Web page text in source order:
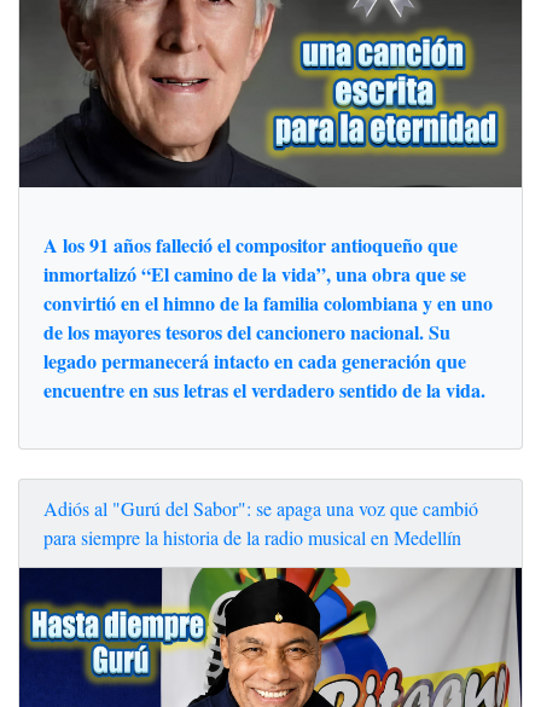
A los 91 años falleció el compositor antioqueño que
inmortalizó “El camino de la vida”, una obra que se
convirtió en el himno de la familia colombiana y en uno
de los mayores tesoros del cancionero nacional. Su
legado permanecerá intacto en cada generación que
encuentre en sus letras el verdadero sentido de la vida.
Adiós al "Gurú del Sabor": se apaga una voz que cambió
para siempre la historia de la radio musical en Medellín